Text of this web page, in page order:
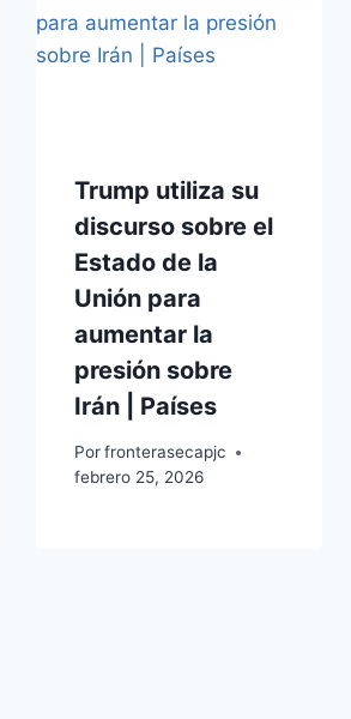
Trump utiliza su
discurso sobre el
Estado de la
Unión para
aumentar la
presión sobre
Irán | Países
Por fronterasecapjc
febrero 25, 2026